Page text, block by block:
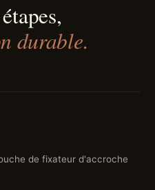
durable.
de fixateur d'accroche